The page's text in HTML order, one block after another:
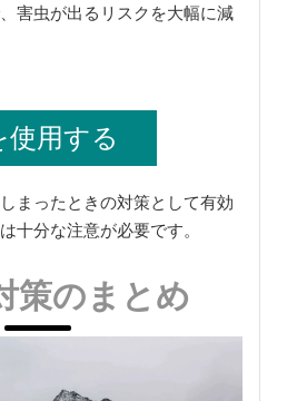
害虫が出るリスクを大幅に減
使用する
まったときの対策として有効
十分な注意が必要です。
策のまとめ